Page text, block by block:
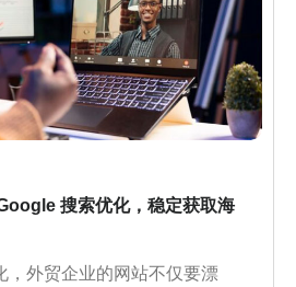
搜索优化，稳定获取海
，外贸企业的网站不仅要漂